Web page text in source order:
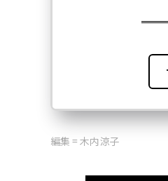
編集 = 木内涼子